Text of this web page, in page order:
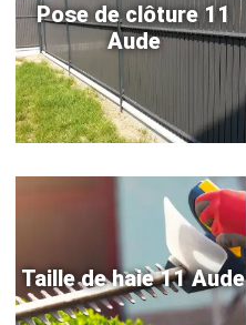
Pose de clôture 11
Aude
Taille de haie 11 Aude